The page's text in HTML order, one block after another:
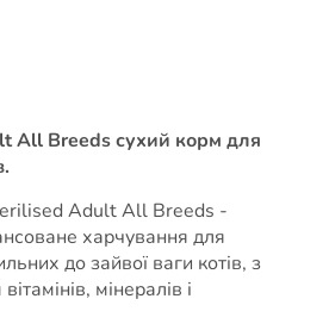
All Breeds сухий корм для
Adult All Breeds -
харчування для
до зайвої ваги котів, з
мінералів і